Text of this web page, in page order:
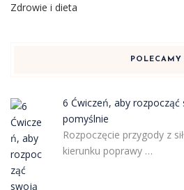
Zdrowie i dieta
POLECAMY
6 Ćwiczeń, aby
pomyślnie
Rozpoczęcie przygody z
kierunku poprawy …